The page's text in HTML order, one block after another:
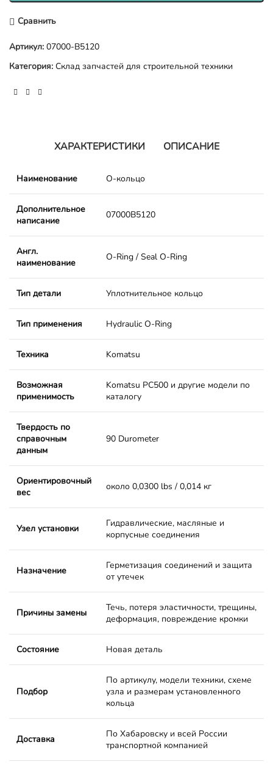
Сравнить
Артикул: 07000-B5120
Категория: Склад запчастей для строительной техники
ХАРАКТЕРИСТИКИ ОПИСАНИЕ
Наименование О-кольцо
Дополнительное
написание
07000B5120
Англ.
наименование
O-Ring / Seal O-Ring
Тип детали Уплотнительное кольцо
Тип применения Hydraulic O-Ring
Техника Komatsu
Возможная
применимость
Komatsu PC500 и другие модели по
каталогу
Твердость по
справочным
данным
90 Durometer
Ориентировочный
вес
около 0,0300 lbs / 0,014 кг
Узел установки
Гидравлические, масляные и
корпусные соединения
Назначение
Герметизация соединений и защита
от утечек
Причины замены
Течь, потеря эластичности, трещины,
деформация, повреждение кромки
Состояние Новая деталь
Подбор
По артикулу, модели техники, схеме
узла и размерам установленного
кольца
Доставка
По Хабаровску и всей России
транспортной компанией